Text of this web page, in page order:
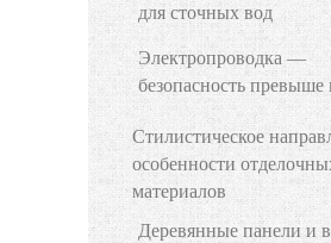
для сточных вод
Электропроводка —
безопасность превыше
Стилистическое
особенности
материалов
Деревянные панели и